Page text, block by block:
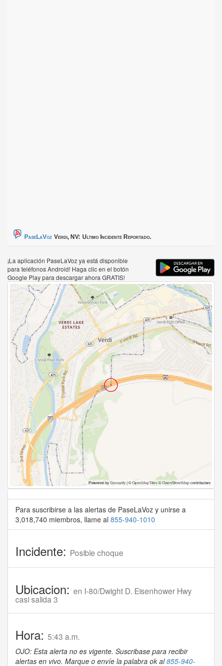
PaseLaVoz Verdi, NV: Ultimo Incidente Reportado.
¡La aplicación PaseLaVoz ya está disponible
para teléfonos Android! Haga clic en el botón
Google Play para descargar ahora GRATIS!
Para suscribirse a las alertas de PaseLaVoz y unirse a
3,018,740 miembros, llame al 855-940-1010
Incidente: Posible choque
Ubicacion: en I-80/Dwight D. Eisenhower Hwy
casi salida 3
Hora: 5:43 a.m.
OJO: Esta alerta no es vigente. Suscribase para recibir
alertas en vivo. Marque o envíe la palabra ok al855-940-